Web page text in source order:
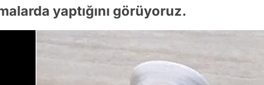
yaptığını görüyoruz.